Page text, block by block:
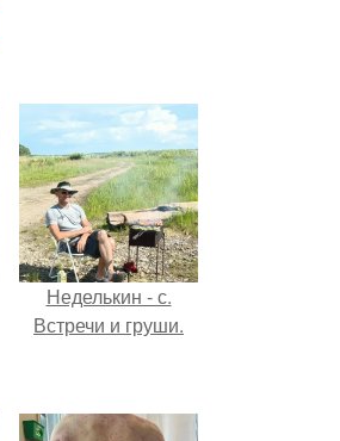
Неделькин - с.
Встречи и груши.